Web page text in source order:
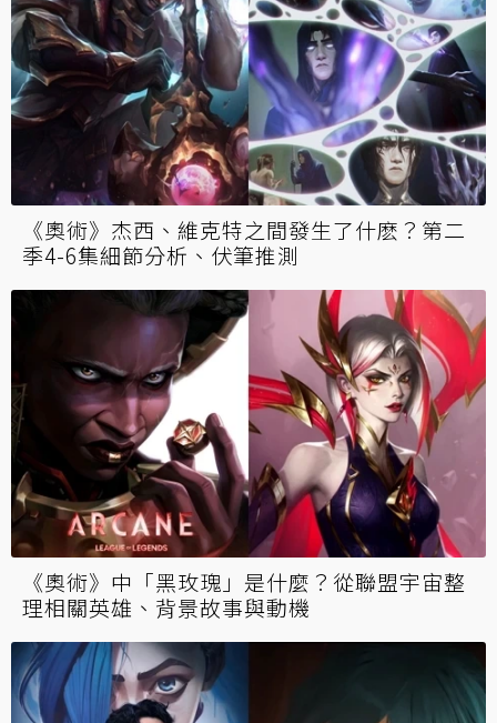
《奧術》杰西、維克特之間發生了什麽？第二
季4-6集細節分析、伏筆推測
《奧術》中「黑玫瑰」是什麼？從聯盟宇宙整
理相關英雄、背景故事與動機